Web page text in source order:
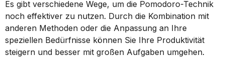
Es gibt verschiedene Wege, um die Pomodoro-Technik
noch effektiver zu nutzen. Durch die Kombination mit
anderen Methoden oder die Anpassung an Ihre
speziellen Bedürfnisse können Sie Ihre Produktivität
steigern und besser mit großen Aufgaben umgehen.